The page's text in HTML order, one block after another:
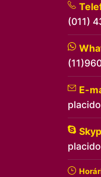
(011)
E-